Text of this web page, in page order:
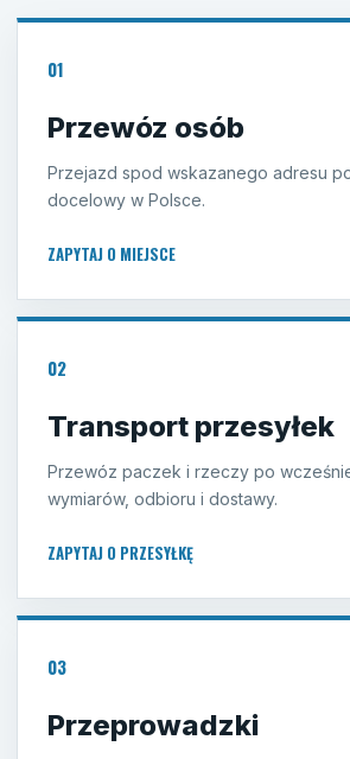
01
Przewóz osób
Przejazd spod wskazanego adresu
docelowy w Polsce.
ZAPYTAJ O MIEJSCE
02
Transport przesyłek
Przewóz paczek i rzeczy po
wymiarów, odbioru i dostawy.
ZAPYTAJ O PRZESYŁKĘ
03
Przeprowadzki